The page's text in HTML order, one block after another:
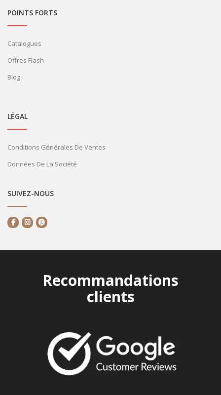
POINTS FORTS
Catalogues
Offres Flash
Blog
LÉGAL
Conditions Générales De Ventes
Données De La Société
SUIVEZ-NOUS
Recommandations
clients